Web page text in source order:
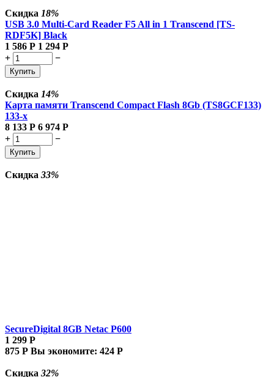
Скидка 18%
USB 3.0 Multi-Card Reader F5 All in 1 Transcend [TS-
RDF5K] Black
1 586 Р 1 294 Р
+
−
Купить
Скидка 14%
Карта памяти Transcend Compact Flash 8Gb (TS8GCF133)
133-x
8 133 Р 6 974 Р
+
−
Купить
Скидка 33%
SecureDigital 8GB Netac P600
1 299 Р
875 Р Вы экономите: 424 Р
Скидка 32%